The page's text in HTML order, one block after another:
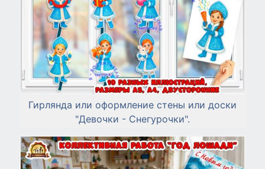
Гирлянда или оформление стены или доски
"Девочки - Снегурочки".